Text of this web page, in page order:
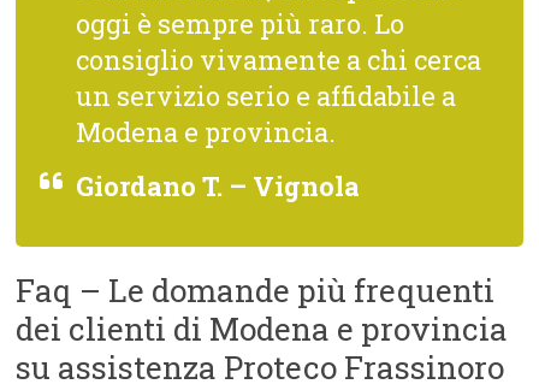
oggi è sempre più raro. Lo
consiglio vivamente a chi cerca
un servizio serio e affidabile a
Modena e provincia.
Giordano T. – Vignola
Faq – Le domande più frequenti
dei clienti di Modena e provincia
su assistenza Proteco Frassinoro